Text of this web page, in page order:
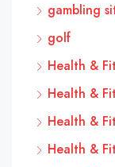
gambling
golf
Health &
Health &
Health &
Health &